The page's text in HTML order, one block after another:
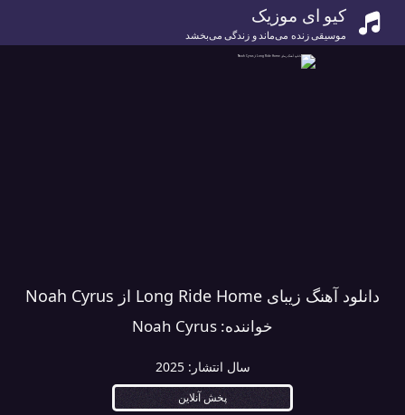
کیو ای موزیک
موسیقی زنده می‌ماند و زندگی می‌بخشد
دانلود آهنگ زیبای Long Ride Home از Noah Cyrus
خواننده: Noah Cyrus
سال انتشار:2025
پخش آنلاین